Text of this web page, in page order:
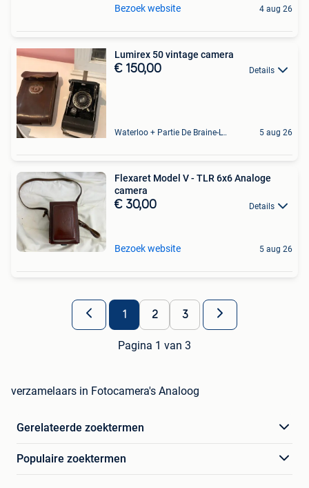
Bezoek website 4 aug 26
Lumirex 50 vintage camera
€ 150,00 Details
Waterloo + Partie De Braine-L'Alleud, De Ohain 5 aug 26
Flexaret Model V - TLR 6x6 Analoge
camera
€ 30,00 Details
Bezoek website 5 aug 26
1 2 3
Pagina 1 van 3
verzamelaars in Fotocamera's Analoog
Gerelateerde zoektermen
Populaire zoektermen